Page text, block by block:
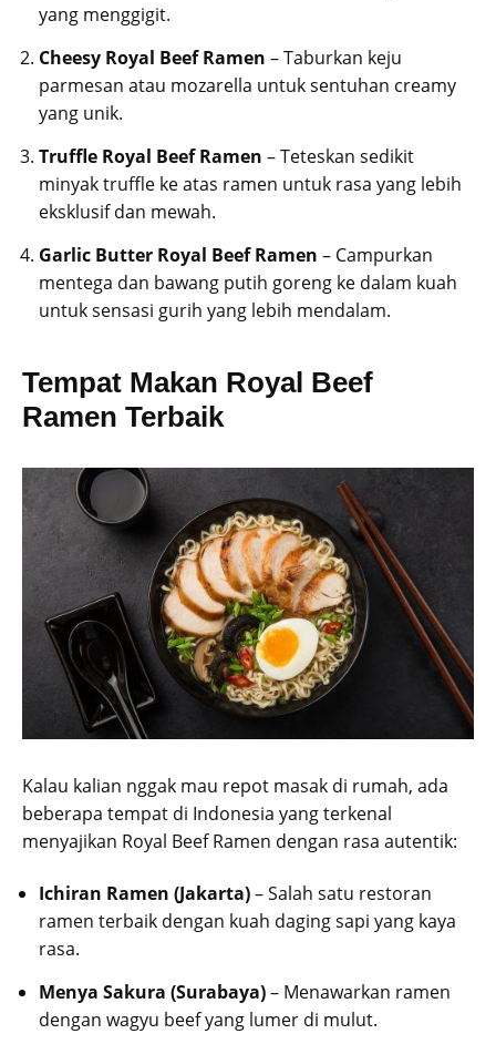
yang menggigit.
Cheesy Royal Beef Ramen – Taburkan keju
parmesan atau mozarella untuk sentuhan creamy
yang unik.
Truffle Royal Beef Ramen – Teteskan sedikit
minyak truffle ke atas ramen untuk rasa yang lebih
eksklusif dan mewah.
Garlic Butter Royal Beef Ramen – Campurkan
mentega dan bawang putih goreng ke dalam kuah
untuk sensasi gurih yang lebih mendalam.
Tempat Makan Royal Beef
Ramen Terbaik
Kalau kalian nggak mau repot masak di rumah, ada
beberapa tempat di Indonesia yang terkenal
menyajikan Royal Beef Ramen dengan rasa autentik:
Ichiran Ramen (Jakarta)– Salah satu restoran
ramen terbaik dengan kuah daging sapi yang kaya
rasa.
Menya Sakura (Surabaya)– Menawarkan ramen
dengan wagyu beef yang lumer di mulut.